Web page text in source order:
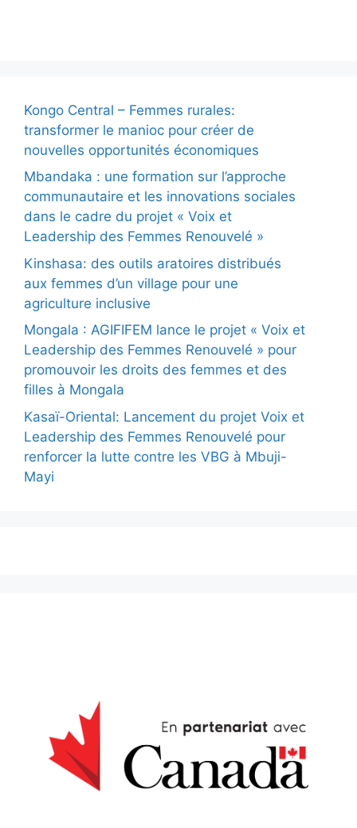
Kongo Central – Femmes rurales:
transformer le manioc pour créer de
nouvelles opportunités économiques
Mbandaka : une formation sur l’approche
communautaire et les innovations sociales
dans le cadre du projet « Voix et
Leadership des Femmes Renouvelé »
Kinshasa: des outils aratoires distribués
aux femmes d’un village pour une
agriculture inclusive
Mongala : AGIFIFEM lance le projet « Voix et
Leadership des Femmes Renouvelé » pour
promouvoir les droits des femmes et des
filles à Mongala
Kasaï-Oriental: Lancement du projet Voix et
Leadership des Femmes Renouvelé pour
renforcer la lutte contre les VBG à Mbuji-
Mayi